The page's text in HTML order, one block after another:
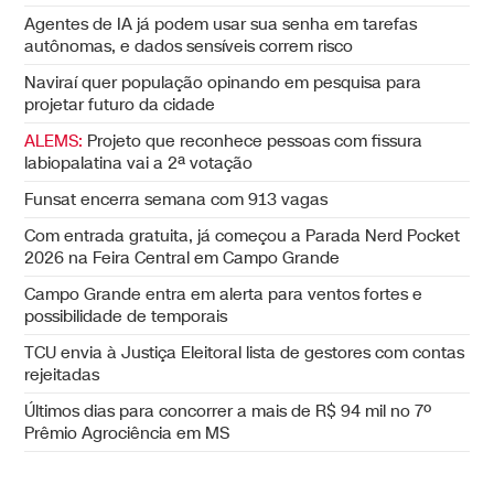
Agentes de IA já podem usar sua senha em tarefas
autônomas, e dados sensíveis correm risco
Naviraí quer população opinando em pesquisa para
projetar futuro da cidade
ALEMS: Projeto que reconhece pessoas com fissura
labiopalatina vai a 2ª votação
Funsat encerra semana com 913 vagas
Com entrada gratuita, já começou a Parada Nerd Pocket
2026 na Feira Central em Campo Grande
Campo Grande entra em alerta para ventos fortes e
possibilidade de temporais
TCU envia à Justiça Eleitoral lista de gestores com contas
rejeitadas
Últimos dias para concorrer a mais de R$ 94 mil no 7º
Prêmio Agrociência em MS